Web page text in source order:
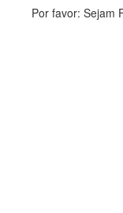
Por favor: Sejam